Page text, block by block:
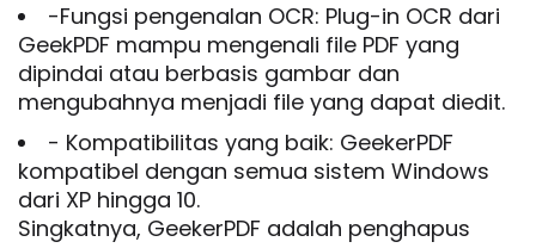
-Fungsi pengenalan OCR: Plug-in OCR dari
GeekPDF mampu mengenali file PDF yang
dipindai atau berbasis gambar dan
mengubahnya menjadi file yang dapat diedit.
- Kompatibilitas yang baik: GeekerPDF
kompatibel dengan semua sistem Windows
dari XP hingga 10.
Singkatnya, GeekerPDF adalah penghapus